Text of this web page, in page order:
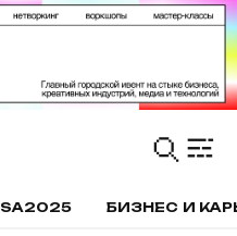
SA2025 БИЗНЕС И